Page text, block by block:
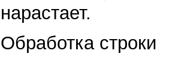
нарастает.
Обработка строки